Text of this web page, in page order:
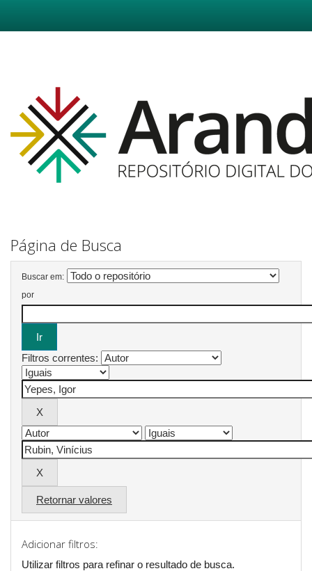
Página de Busca
Buscar em:
por
Filtros correntes:
Retornar valores
Adicionar filtros:
Utilizar filtros para refinar o resultado de busca.